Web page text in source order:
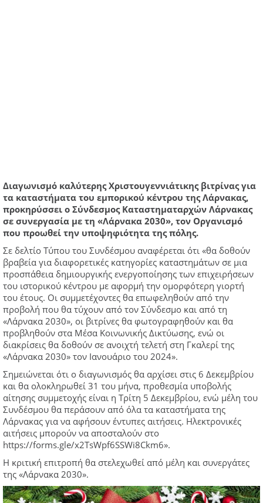
Διαγωνισμό καλύτερης Χριστουγεννιάτικης βιτρίνας για
τα καταστήματα του εμπορικού κέντρου της Λάρνακας,
προκηρύσσει ο Σύνδεσμος Καταστηματαρχών Λάρνακας
σε συνεργασία με τη «Λάρνακα 2030», τον Οργανισμό
που προωθεί την υποψηφιότητα της πόλης.
Σε δελτίο Τύπου του Συνδέσμου αναφέρεται ότι «θα δοθούν
βραβεία για διαφορετικές κατηγορίες καταστημάτων σε μια
προσπάθεια δημιουργικής ενεργοποίησης των επιχειρήσεων
του ιστορικού κέντρου με αφορμή την ομορφότερη γιορτή
του έτους. Οι συμμετέχοντες θα επωφεληθούν από την
προβολή που θα τύχουν από τον Σύνδεσμο και από τη
«Λάρνακα 2030», οι βιτρίνες θα φωτογραφηθούν και θα
προβληθούν στα Μέσα Κοινωνικής Δικτύωσης, ενώ οι
διακρίσεις θα δοθούν σε ανοιχτή τελετή στη Γκαλερί της
«Λάρνακα 2030» τον Ιανουάριο του 2024».
Σημειώνεται ότι ο διαγωνισμός θα αρχίσει στις 6 Δεκεμβρίου
και θα ολοκληρωθεί 31 του μήνα, προθεσμία υποβολής
αίτησης συμμετοχής είναι η Τρίτη 5 Δεκεμβρίου, ενώ μέλη του
Συνδέσμου θα περάσουν από όλα τα καταστήματα της
Λάρνακας για να αφήσουν έντυπες αιτήσεις. Ηλεκτρονικές
αιτήσεις μπορούν να αποσταλούν στο
https://forms.gle/x2TsWpf6SSWi8Ckm6».
Η κριτική επιτροπή θα στελεχωθεί από μέλη και συνεργάτες
της «Λάρνακα 2030».